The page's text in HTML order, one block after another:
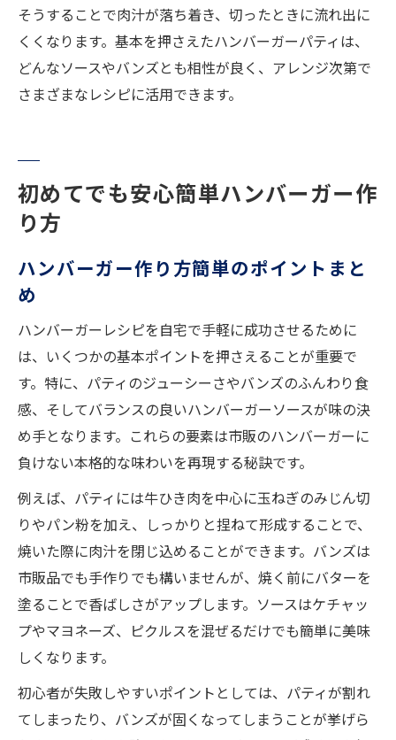
そうすることで肉汁が落ち着き、切ったときに流れ出に
くくなります。基本を押さえたハンバーガーパティは、
どんなソースやバンズとも相性が良く、アレンジ次第で
さまざまなレシピに活用できます。
初めてでも安心簡単ハンバーガー作
り方
ハンバーガー作り方簡単のポイントまと
め
ハンバーガーレシピを自宅で手軽に成功させるために
は、いくつかの基本ポイントを押さえることが重要で
す。特に、パティのジューシーさやバンズのふんわり食
感、そしてバランスの良いハンバーガーソースが味の決
め手となります。これらの要素は市販のハンバーガーに
負けない本格的な味わいを再現する秘訣です。
例えば、パティには牛ひき肉を中心に玉ねぎのみじん切
りやパン粉を加え、しっかりと捏ねて形成することで、
焼いた際に肉汁を閉じ込めることができます。バンズは
市販品でも手作りでも構いませんが、焼く前にバターを
塗ることで香ばしさがアップします。ソースはケチャッ
プやマヨネーズ、ピクルスを混ぜるだけでも簡単に美味
しくなります。
初心者が失敗しやすいポイントとしては、パティが割れ
てしまったり、バンズが固くなってしまうことが挙げら